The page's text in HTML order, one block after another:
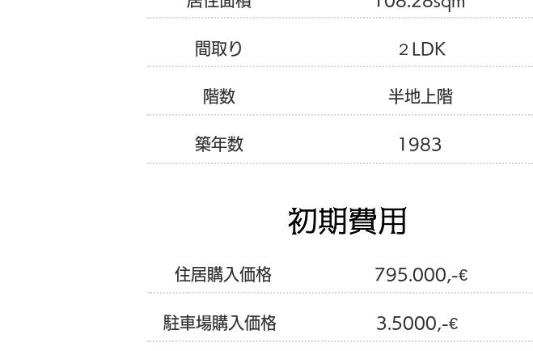
間取り ２LDK
階数 半地上階
築年数 1983
​住居購入価格 795.000,-€
駐車場購入価格 3.5000,-€